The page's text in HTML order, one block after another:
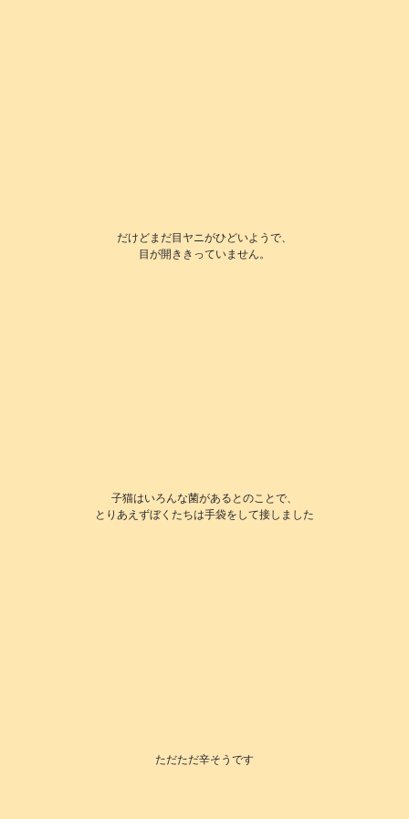
だけどまだ目ヤニがひどいようで、
目が開ききっていません。
子猫はいろんな菌があるとのことで、
とりあえずぼくたちは手袋をして接しました
ただただ辛そうです